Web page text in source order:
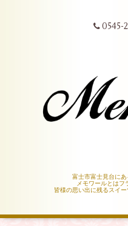
0545-
富士市富士見台に
メモワールとはフ
皆様の思い出に残るスイ